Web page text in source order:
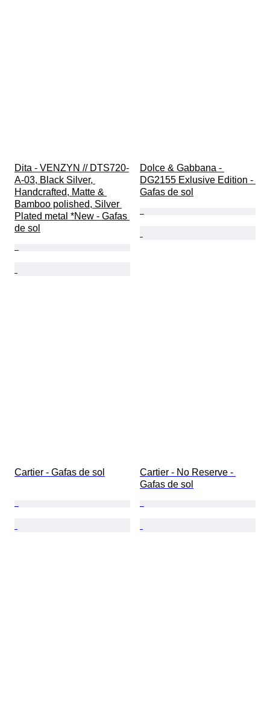
Dita - VENZYN // DTS720-
A-03, Black Silver,
Handcrafted, Matte &
Bamboo polished, Silver
Plated metal *New - Gafas
de sol
Dolce & Gabbana -
DG2155 Exlusive Edition -
Gafas de sol
Cartier - Gafas de sol
Cartier - No Reserve -
Gafas de sol